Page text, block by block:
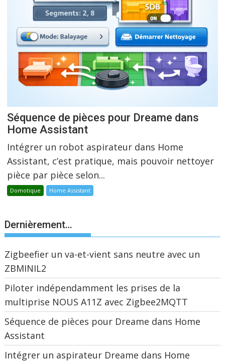
Séquence de pièces pour Dreame dans
Home Assistant
Intégrer un robot aspirateur dans Home
Assistant, c’est pratique, mais pouvoir nettoyer
pièce par pièce selon...
Domotique Home Assistant
Dernièrement…
Zigbeefier un va-et-vient sans neutre avec un
ZBMINIL2
Piloter indépendamment les prises de la
multiprise NOUS A11Z avec Zigbee2MQTT
Séquence de pièces pour Dreame dans Home
Assistant
Intégrer un aspirateur Dreame dans Home